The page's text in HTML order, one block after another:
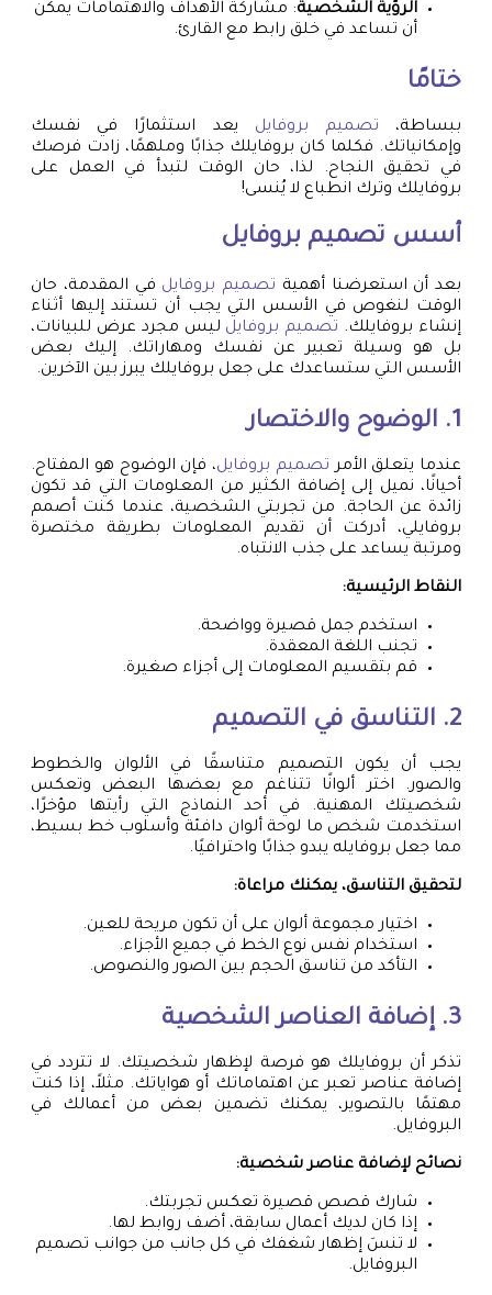
الرؤية الشخصية: مشاركة الأهداف والاهتمامات يمكن
أن تساعد في خلق رابط مع القارئ.
ختامًا
ببساطة، تصميم بروفايل يعد استثمارًا في نفسك
وإمكانياتك. فكلما كان بروفايلك جذابًا وملهمًا، زادت فرصك
في تحقيق النجاح. لذا، حان الوقت لتبدأ في العمل على
بروفايلك وترك انطباع لا يُنسى!
أسس تصميم بروفايل
بعد أن استعرضنا أهمية تصميم بروفايل في المقدمة، حان
الوقت لنغوص في الأسس التي يجب أن تستند إليها أثناء
إنشاء بروفايلك. تصميم بروفايل ليس مجرد عرض للبيانات،
بل هو وسيلة تعبير عن نفسك ومهاراتك. إليك بعض
الأسس التي ستساعدك على جعل بروفايلك يبرز بين الآخرين.
1. الوضوح والاختصار
عندما يتعلق الأمر تصميم بروفايل، فإن الوضوح هو المفتاح.
أحيانًا، نميل إلى إضافة الكثير من المعلومات التي قد تكون
زائدة عن الحاجة. من تجربتي الشخصية، عندما كنت أصمم
بروفايلي، أدركت أن تقديم المعلومات بطريقة مختصرة
ومرتبة يساعد على جذب الانتباه.
النقاط الرئيسية:
استخدم جمل قصيرة وواضحة.
تجنب اللغة المعقدة.
قم بتقسيم المعلومات إلى أجزاء صغيرة.
2. التناسق في التصميم
يجب أن يكون التصميم متناسقًا في الألوان والخطوط
والصور. اختر ألوانًا تتناغم مع بعضها البعض وتعكس
شخصيتك المهنية. في أحد النماذج التي رأيتها مؤخرًا،
استخدمت شخص ما لوحة ألوان دافئة وأسلوب خط بسيط،
مما جعل بروفايله يبدو جذابًا واحترافيًا.
لتحقيق التناسق، يمكنك مراعاة:
اختيار مجموعة ألوان على أن تكون مريحة للعين.
استخدام نفس نوع الخط في جميع الأجزاء.
التأكد من تناسق الحجم بين الصور والنصوص.
3. إضافة العناصر الشخصية
تذكر أن بروفايلك هو فرصة لإظهار شخصيتك. لا تتردد في
إضافة عناصر تعبر عن اهتماماتك أو هواياتك. مثلاً، إذا كنت
مهتمًا بالتصوير، يمكنك تضمين بعض من أعمالك في
البروفايل.
نصائح لإضافة عناصر شخصية:
شارك قصص قصيرة تعكس تجربتك.
إذا كان لديك أعمال سابقة، أضف روابط لها.
لا تنسَ إظهار شغفك في كل جانب من جوانب تصميم
البروفايل.